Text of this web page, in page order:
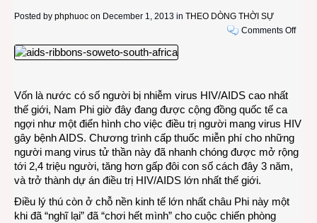
Posted by phphuoc on December 1, 2013 in THEO DÒNG THỜI SỰ
Comments Offon
HIV/
Vốn là nước có số người bị nhiễm virus HIV/AIDS cao nhất
thế giới, Nam Phi giờ đây đang được cộng đồng quốc tế ca
ngợi như một điển hình cho việc điều trị người mang virus HIV
gây bệnh AIDS. Chương trình cấp thuốc miễn phí cho những
người mang virus tử thần này đã nhanh chóng được mở rộng
tới 2,4 triệu người, tăng hơn gấp đôi con số cách đây 3 năm,
và trở thành dự án điều trị HIV/AIDS lớn nhất thế giới.
Điều lý thú còn ở chỗ nền kinh tế lớn nhất châu Phi này một
khi đã “nghĩ lại” đã “chơi hết mình” cho cuộc chiến phòng